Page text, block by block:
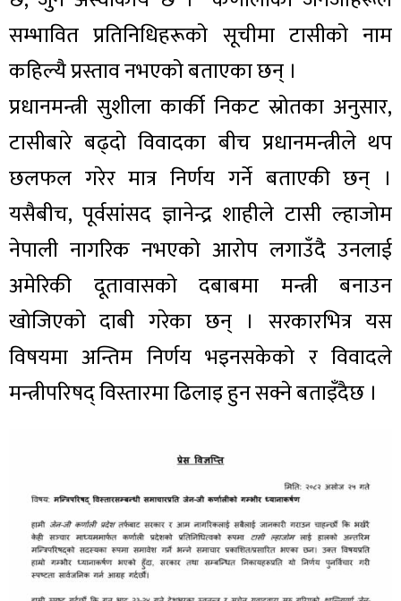
सम्भावित प्रतिनिधिहरूको सूचीमा टासीको नाम
कहिल्यै प्रस्ताव नभएको बताएका छन् ।
प्रधानमन्त्री सुशीला कार्की निकट स्रोतका अनुसार,
टासीबारे बढ्दो विवादका बीच प्रधानमन्त्रीले थप
छलफल गरेर मात्र निर्णय गर्ने बताएकी छन् ।
यसैबीच, पूर्वसांसद ज्ञानेन्द्र शाहीले टासी ल्हाजोम
नेपाली नागरिक नभएको आरोप लगाउँदै उनलाई
अमेरिकी दूतावासको दबाबमा मन्त्री बनाउन
खोजिएको दाबी गरेका छन् । सरकारभित्र यस
विषयमा अन्तिम निर्णय भइनसकेको र विवादले
मन्त्रीपरिषद् विस्तारमा ढिलाइ हुन सक्ने बताइँदैछ ।